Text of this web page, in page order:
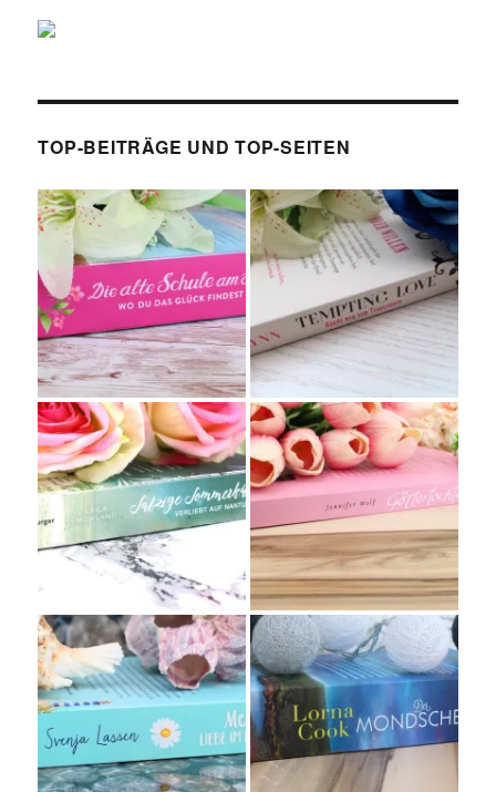
TOP-BEITRÄGE UND TOP-SEITEN